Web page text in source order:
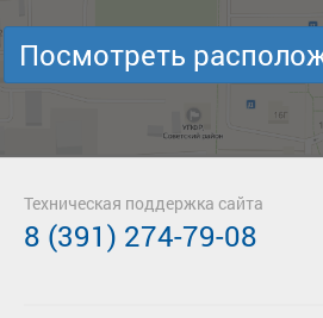
Посмотреть
Техническая поддержка сайта
8 (391) 274-79-08